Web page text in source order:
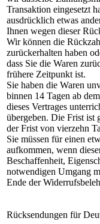
Transaktion eingesetzt
ausdrücklich etwas
Ihnen wegen dieser
Wir können die
zurückerhalten haben
dass Sie die Waren
frühere Zeitpunkt ist.
Sie haben die Waren
binnen 14 Tagen ab
dieses Vertrages
übergeben. Die Frist ist
der Frist von vierzehn
Sie müssen für einen
aufkommen, wenn
Beschaffenheit,
notwendigen Umgang
Ende der
Rücksendungen für